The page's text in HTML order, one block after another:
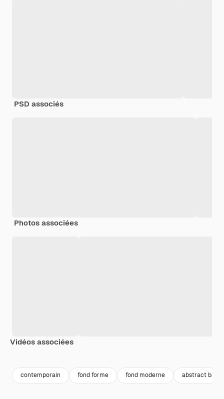
PSD associés
Photos associées
Vidéos associées
contemporain fond forme fond moderne abstract